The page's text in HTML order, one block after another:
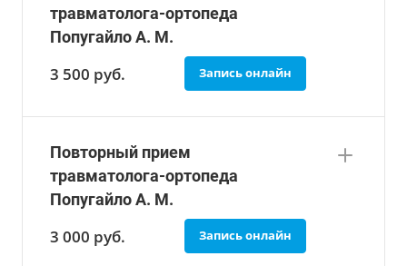
травматолога-ортопеда
Попугайло А. М.
3 500 руб. Запись онлайн
Повторный прием
травматолога-ортопеда
Попугайло А. М.
3 000 руб. Запись онлайн